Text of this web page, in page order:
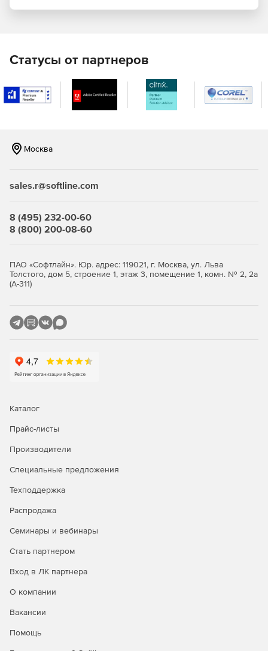
Статусы от партнеров
Москва
sales.r@softline.com
8 (495) 232-00-60
8 (800) 200-08-60
ПАО «Софтлайн». Юр. адрес: 119021, г. Москва, ул. Льва
Толстого, дом 5, строение 1, этаж 3, помещение 1, комн. № 2, 2а
(А-311)
Каталог
Прайс-листы
Производители
Специальные предложения
Техподдержка
Распродажа
Семинары и вебинары
Стать партнером
Вход в ЛК партнера
О компании
Вакансии
Помощь